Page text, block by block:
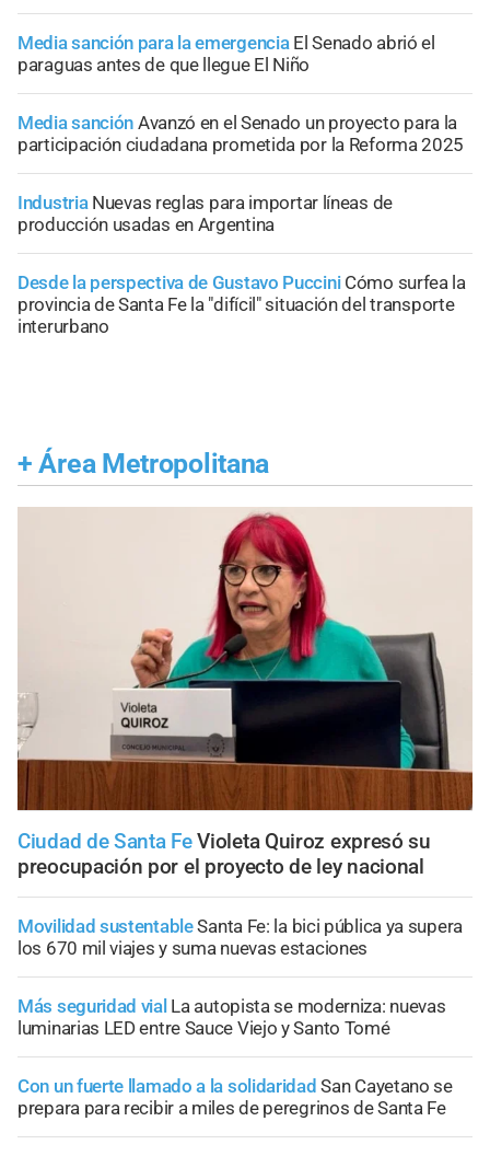
Media sanción para la emergencia El Senado abrió el
paraguas antes de que llegue El Niño
Media sanción Avanzó en el Senado un proyecto para la
participación ciudadana prometida por la Reforma 2025
Industria Nuevas reglas para importar líneas de
producción usadas en Argentina
Desde la perspectiva de Gustavo Puccini Cómo surfea la
provincia de Santa Fe la "difícil" situación del transporte
interurbano
+ Área Metropolitana
Ciudad de Santa Fe Violeta Quiroz expresó su
preocupación por el proyecto de ley nacional
Movilidad sustentableSanta Fe: la bici pública ya supera
los 670 mil viajes y suma nuevas estaciones
Más seguridad vial La autopista se moderniza: nuevas
luminarias LED entre Sauce Viejo y Santo Tomé
Con un fuerte llamado a la solidaridad San Cayetano se
prepara para recibir a miles de peregrinos de Santa Fe